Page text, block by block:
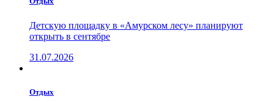
Детскую площадку в «Амурском лесу» планируют
открыть в сентябре
31.07.2026
Отдых